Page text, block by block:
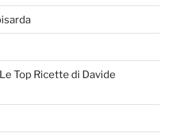
Top Ricette di Davide